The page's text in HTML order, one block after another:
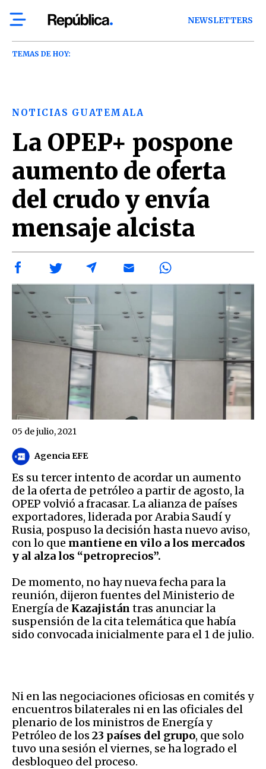
NEWSLETTERS
TEMAS DE HOY:
NOTICIAS GUATEMALA
La OPEP+ pospone
aumento de oferta
del crudo y envía
mensaje alcista
Agencia EFE
05 de julio, 2021
Es su tercer intento de acordar un aumento
de la oferta de petróleo a partir de agosto, la
OPEP volvió a fracasar. La alianza de países
exportadores, liderada por Arabia Saudí y
Rusia, pospuso la decisión hasta nuevo aviso,
con lo que mantiene en vilo a los mercados
y al alza los “petroprecios”.
De momento, no hay nueva fecha para la
reunión, dijeron fuentes del Ministerio de
Energía de Kazajistán tras anunciar la
suspensión de la cita telemática que había
sido convocada inicialmente para el 1 de julio.
Ni en las negociaciones oficiosas en comités y
encuentros bilaterales ni en las oficiales del
plenario de los ministros de Energía y
Petróleo de los 23 países del grupo, que solo
tuvo una sesión el viernes, se ha logrado el
desbloqueo del proceso.